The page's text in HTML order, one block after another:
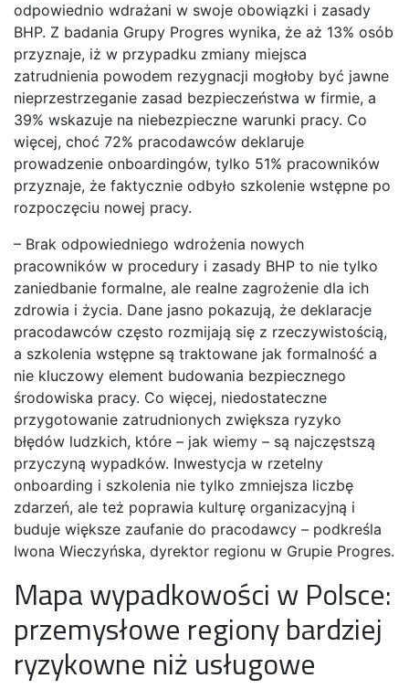
odpowiednio wdrażani w swoje obowiązki i zasady
BHP. Z badania Grupy Progres wynika, że aż 13% osób
przyznaje, iż w przypadku zmiany miejsca
zatrudnienia powodem rezygnacji mogłoby być jawne
nieprzestrzeganie zasad bezpieczeństwa w firmie, a
39% wskazuje na niebezpieczne warunki pracy. Co
więcej, choć 72% pracodawców deklaruje
prowadzenie onboardingów, tylko 51% pracowników
przyznaje, że faktycznie odbyło szkolenie wstępne po
rozpoczęciu nowej pracy.
– Brak odpowiedniego wdrożenia nowych
pracowników w procedury i zasady BHP to nie tylko
zaniedbanie formalne, ale realne zagrożenie dla ich
zdrowia i życia. Dane jasno pokazują, że deklaracje
pracodawców często rozmijają się z rzeczywistością,
a szkolenia wstępne są traktowane jak formalność a
nie kluczowy element budowania bezpiecznego
środowiska pracy. Co więcej, niedostateczne
przygotowanie zatrudnionych zwiększa ryzyko
błędów ludzkich, które – jak wiemy – są najczęstszą
przyczyną wypadków. Inwestycja w rzetelny
onboarding i szkolenia nie tylko zmniejsza liczbę
zdarzeń, ale też poprawia kulturę organizacyjną i
buduje większe zaufanie do pracodawcy – podkreśla
Iwona Wieczyńska, dyrektor regionu w Grupie Progres.
Mapa wypadkowości w Polsce:
przemysłowe regiony bardziej
ryzykowne niż usługowe